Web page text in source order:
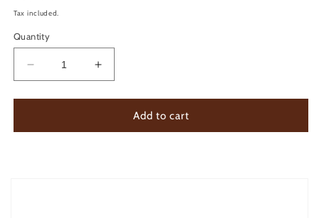
price
Tax included.
Quantity
Decrease
quantity
for
10
Increase
quantity
for
ARMAGNAC
10
Add to cart